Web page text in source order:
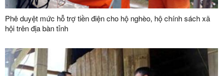
Phê duyệt mức hỗ trợ tiền điện cho hộ nghèo, hộ chính sách xã
hội trên địa bàn tỉnh